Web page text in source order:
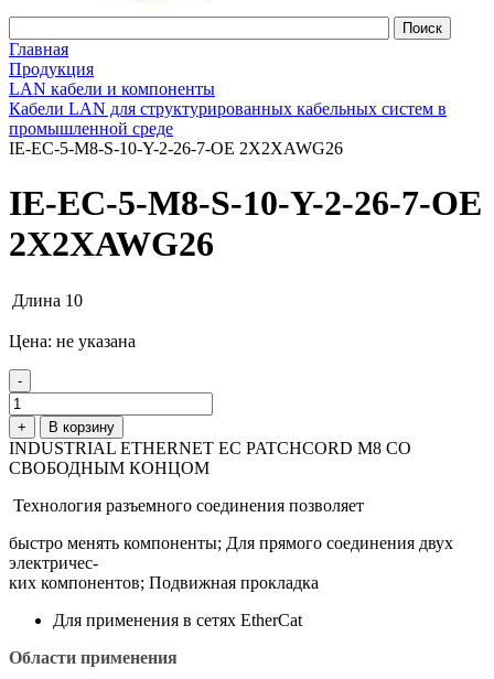
Главная
Продукция
LAN кабели и компоненты
Кабели LAN для структурированных кабельных систем в
промышленной среде
IE-EC-5-M8-S-10-Y-2-26-7-OE 2X2XAWG26
IE-EC-5-M8-S-10-Y-2-26-7-OE
2X2XAWG26
Длина 10
Цена: не указана
-
+ В корзину
INDUSTRIAL ETHERNET EC PATCHCORD M8 СО
СВОБОДНЫМ КОНЦОМ
Технология разъемного соединения позволяет
быстро менять компоненты; Для прямого соединения двух
электричес-
ких компонентов; Подвижная прокладка
Для применения в сетях EtherCat
Области применения